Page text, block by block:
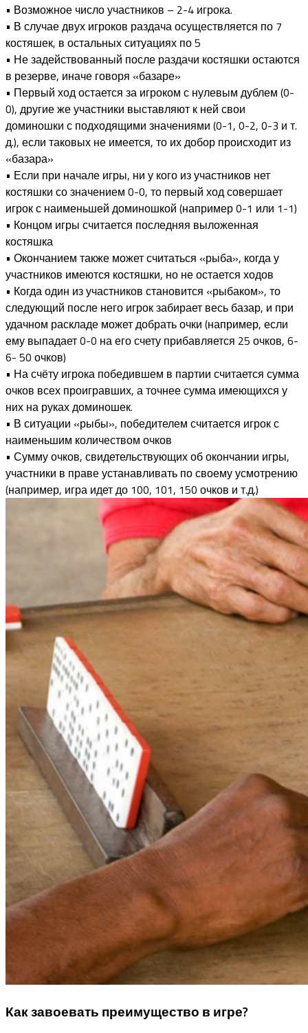
• Возможное число участников – 2-4 игрока.
• В случае двух игроков раздача осуществляется по 7
костяшек, в остальных ситуациях по 5
• Не задействованный после раздачи костяшки остаются
в резерве, иначе говоря «базаре»
• Первый ход остается за игроком с нулевым дублем (0-
0), другие же участники выставляют к ней свои
доминошки с подходящими значениями (0-1, 0-2, 0-3 и т.
д.), если таковых не имеется, то их добор происходит из
«базара»
• Если при начале игры, ни у кого из участников нет
костяшки со значением 0-0, то первый ход совершает
игрок с наименьшей доминошкой (например 0-1 или 1-1)
• Концом игры считается последняя выложенная
костяшка
• Окончанием также может считаться «рыба», когда у
участников имеются костяшки, но не остается ходов
• Когда один из участников становится «рыбаком», то
следующий после него игрок забирает весь базар, и при
удачном раскладе может добрать очки (например, если
ему выпадает 0-0 на его счету прибавляется 25 очков, 6-
6- 50 очков)
• На счёту игрока победившем в партии считается сумма
очков всех проигравших, а точнее сумма имеющихся у
них на руках доминошек.
• В ситуации «рыбы», победителем считается игрок с
наименьшим количеством очков
• Сумму очков, свидетельствующих об окончании игры,
участники в праве устанавливать по своему усмотрению
(например, игра идет до 100, 101, 150 очков и т.д.)
Как завоевать преимущество в игре?